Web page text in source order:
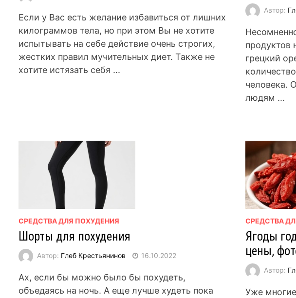
Если у Вас есть желание избавиться от лишних
килограммов тела, но при этом Вы не хотите
испытывать на себе действие очень строгих,
жестких правил мучительных диет. Также не
хотите истязать себя ...
Автор:
продуктов
грецкий
человека.
людям ...
СРЕДСТВА ДЛЯ ПОХУДЕНИЯ
Шорты для похудения
Автор: Глеб Крестьянинов 16.10.2022
Ах, если бы можно было бы похудеть,
объедаясь на ночь. А еще лучше худеть пока
СРЕДСТВА
Ягоды
цены,
Автор:
Уже